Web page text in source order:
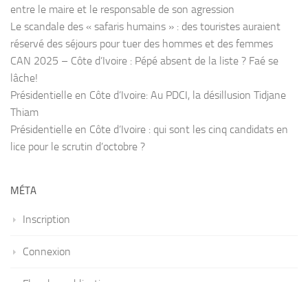
entre le maire et le responsable de son agression
Le scandale des « safaris humains » : des touristes auraient
réservé des séjours pour tuer des hommes et des femmes
CAN 2025 – Côte d’Ivoire : Pépé absent de la liste ? Faé se
lâche!
Présidentielle en Côte d’Ivoire: Au PDCI, la désillusion Tidjane
Thiam
Présidentielle en Côte d’Ivoire : qui sont les cinq candidats en
lice pour le scrutin d’octobre ?
MÉTA
Inscription
Connexion